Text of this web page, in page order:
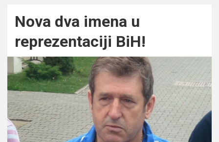
Nova dva imena u
reprezentaciji BiH!